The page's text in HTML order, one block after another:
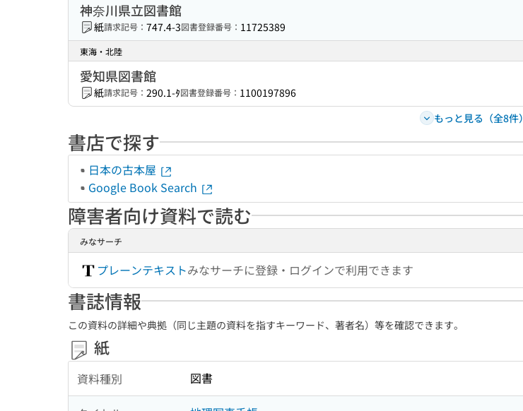
神奈川県立図書館
紙請求記号： 747.4-3図書登録番号： 11725389
東海・北陸
愛知県図書館
紙請求記号： 290.1-ﾀ図書登録番号： 1100197896
もっと見る（全8件）
書店で探す
日本の古本屋
Google Book Search
障害者向け資料で読む
みなサーチ
プレーンテキストみなサーチに登録・ログインで利用できます
書誌情報
この資料の詳細や典拠（同じ主題の資料を指すキーワード、著者名）等を確認できます。
紙
資料種別 図書